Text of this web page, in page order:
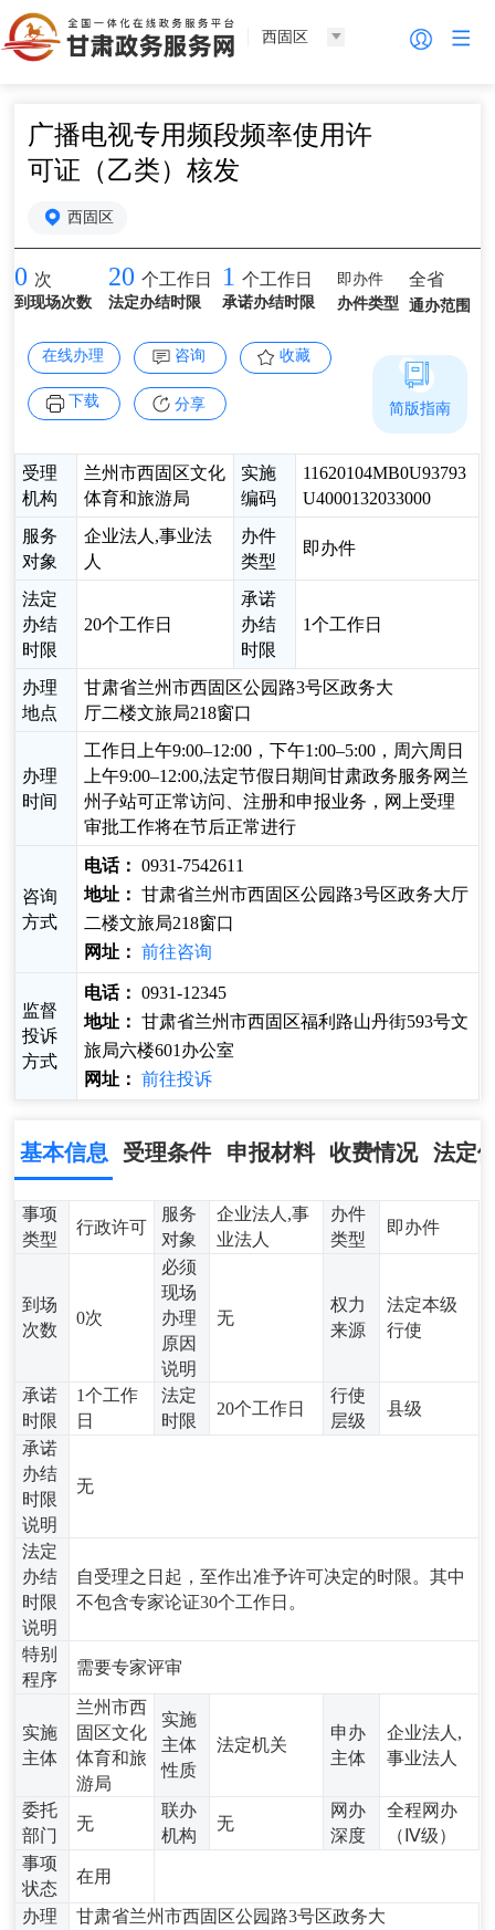
西固区
广播电视专用频段频率使用许
可证（乙类）核发
西固区
0 次
到现场次数
20 个工作日
法定办结时限
1 个工作日
承诺办结时限
即办件
办件类型
全省
通办范围
在线办理 咨询 收藏
下载 分享
受理
机构
兰州市西固区文化
体育和旅游局
实施
编码
11620104MB0U93793
U4000132033000
服务
对象
企业法人,事业法
人
办件
类型
即办件
法定
办结
时限
20个工作日
承诺
办结
时限
1个工作日
办理
地点
甘肃省兰州市西固区公园路3号区政务大
厅二楼文旅局218窗口
办理
时间
工作日上午9:00–12:00，下午1:00–5:00，周六周日
上午9:00–12:00,法定节假日期间甘肃政务服务网兰
州子站可正常访问、注册和申报业务，网上受理
审批工作将在节后正常进行
咨询
方式
电话： 0931-7542611
地址： 甘肃省兰州市西固区公园路3号区政务大厅
二楼文旅局218窗口
网址： 前往咨询
监督
投诉
方式
电话： 0931-12345
地址： 甘肃省兰州市西固区福利路山丹街593号文
旅局六楼601办公室
网址： 前往投诉
简版指南
基本信息 受理条件 申报材料 收费情况 法定
事项
类型
行政许可
服务
对象
企业法人,事
业法人
办件
类型
即办件
到场
次数
0次
必须
现场
办理
原因
说明
无
权力
来源
法定本级
行使
承诺
时限
1个工作
日
法定
时限
20个工作日
行使
层级
县级
承诺
办结
时限
说明
无
法定
办结
时限
说明
自受理之日起，至作出准予许可决定的时限。其中
不包含专家论证30个工作日。
特别
程序
需要专家评审
实施
主体
兰州市西
固区文化
体育和旅
游局
实施
主体
性质
法定机关
申办
主体
企业法人,
事业法人
委托
部门
无
联办
机构
无
网办
深度
全程网办
（Ⅳ级）
事项
状态
在用
办理
甘肃省兰州市西固区公园路3号区政务大